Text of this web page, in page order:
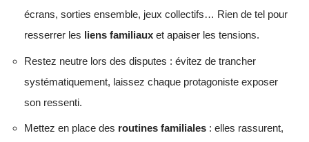
écrans, sorties ensemble, jeux collectifs… Rien de tel pour
resserrer les liens familiaux et apaiser les tensions.
Restez neutre lors des disputes : évitez de trancher
systématiquement, laissez chaque protagoniste exposer
son ressenti.
Mettez en place des routines familiales : elles rassurent,